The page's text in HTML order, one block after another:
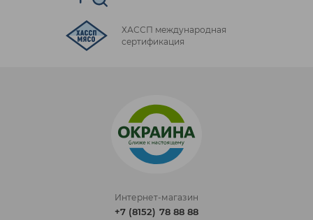
ХАССП международная
сертификация
Интернет-магазин
+7 (8152) 78 88 88